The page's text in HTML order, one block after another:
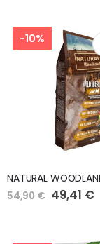
-10%
54,90 € Preço
Especial
49,41 €